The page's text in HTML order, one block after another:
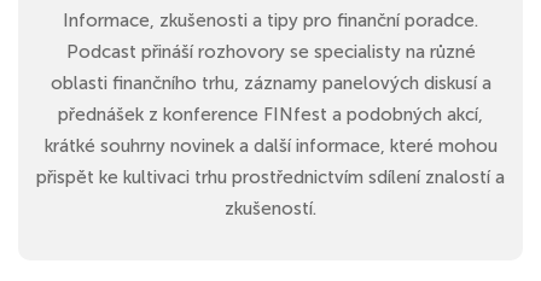
Informace, zkušenosti a tipy pro finanční poradce.
Podcast přináší rozhovory se specialisty na různé
oblasti finančního trhu, záznamy panelových diskusí a
přednášek z konference FINfest a podobných akcí,
krátké souhrny novinek a další informace, které mohou
přispět ke kultivaci trhu prostřednictvím sdílení znalostí a
zkušeností.